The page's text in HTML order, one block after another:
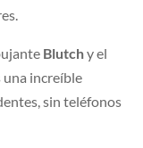
Blutchy el
una increíble
sin teléfonos